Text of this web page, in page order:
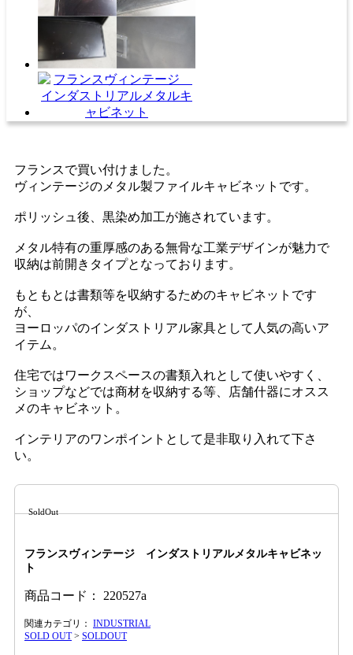
フランスで買い付けました。
ヴィンテージのメタル製ファイルキャビネットです。
ポリッシュ後、黒染め加工が施されています。
メタル特有の重厚感のある無骨な工業デザインが魅力で
収納は前開きタイプとなっております。
もともとは書類等を収納するためのキャビネットです
が、
ヨーロッパのインダストリアル家具として人気の高いア
イテム。
住宅ではワークスペースの書類入れとして使いやすく、
ショップなどでは商材を収納する等、店舗什器にオスス
メのキャビネット。
インテリアのワンポイントとして是非取り入れて下さ
い。
SoldOut
フランスヴィンテージ インダストリアルメタルキャビネッ
ト
商品コード： 220527a
関連カテゴリ： INDUSTRIAL
SOLD OUT> SOLDOUT